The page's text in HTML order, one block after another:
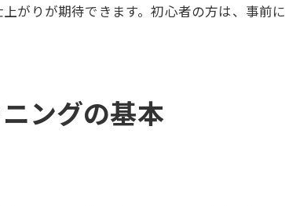
がりが期待できます。初心者の方は、事前
ングの基本